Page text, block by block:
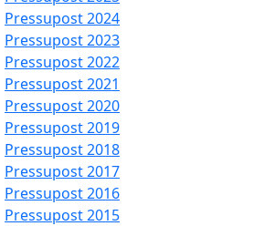
Pressupost 2024
Pressupost 2023
Pressupost 2022
Pressupost 2021
Pressupost 2020
Pressupost 2019
Pressupost 2018
Pressupost 2017
Pressupost 2016
Pressupost 2015